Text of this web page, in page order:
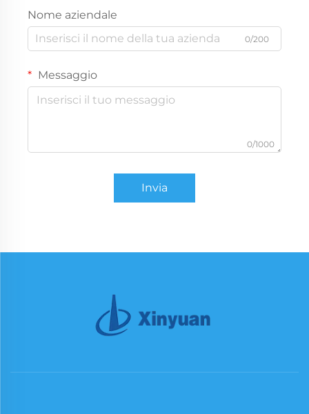
Nome aziendale
0/200
Messaggio
0/1000
Invia